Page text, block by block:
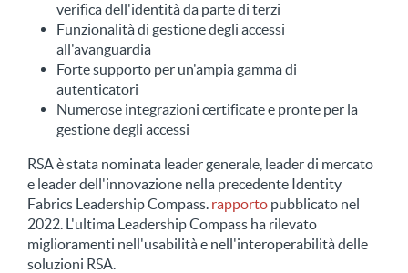
verifica dell'identità da parte di terzi
Funzionalità di gestione degli accessi
all'avanguardia
Forte supporto per un'ampia gamma di
autenticatori
Numerose integrazioni certificate e pronte per la
gestione degli accessi
RSA è stata nominata leader generale, leader di mercato
e leader dell'innovazione nella precedente Identity
Fabrics Leadership Compass. rapporto pubblicato nel
2022. L'ultima Leadership Compass ha rilevato
miglioramenti nell'usabilità e nell'interoperabilità delle
soluzioni RSA.